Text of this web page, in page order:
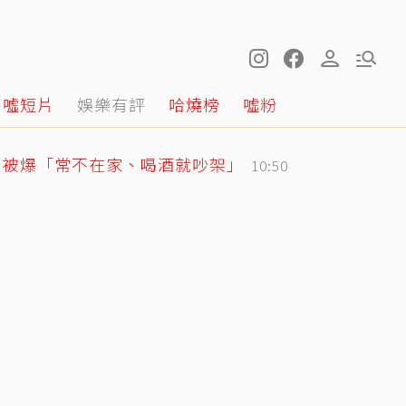
噓短片 娛樂有評 哈燒榜 噓粉
爆「常不在家、喝酒就吵架」 10:50